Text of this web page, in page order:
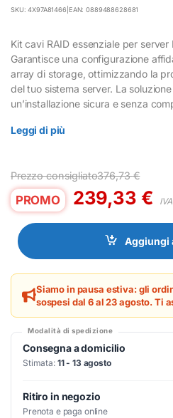
SKU: 4X97A81466 EAN: 0889488628681
Kit cavi RAID essenziale per
Garantisce una configurazione
array di storage, ottimizzando la
del tuo sistema server. La
un’installazione sicura e senza
Leggi di più
Prezzo consigliato376,73€
PROMO 239,33 €
Aggiungi
Siamo in pausa estiva: gli
sospesi dal 6 al 23 agosto. Ti
Modalità di spedizione
Consegna a domicilio
Stimata: 11 - 13 agosto
Ritiro in negozio
Prenota e paga online